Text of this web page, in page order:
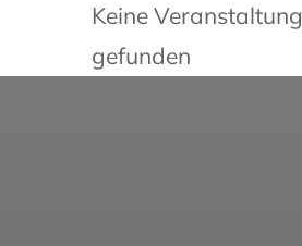
H
Keine Veranstaltung
gefunden